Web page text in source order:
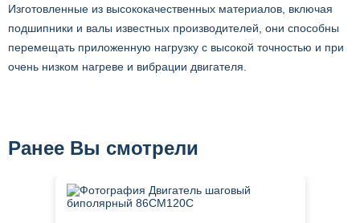
Изготовленные из высококачественных материалов, включая
подшипники и валы известных производителей, они способны
перемещать приложенную нагрузку с высокой точностью и при
очень низком нагреве и вибрации двигателя.
Ранее Вы смотрели